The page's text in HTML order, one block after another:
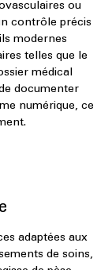
ou
contrôle précis
modernes
telles que le
médical
documenter
numérique, ce
adaptées aux
de soins,